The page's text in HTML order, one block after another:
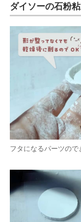
ダイソーの石粉
フタになるパーツので